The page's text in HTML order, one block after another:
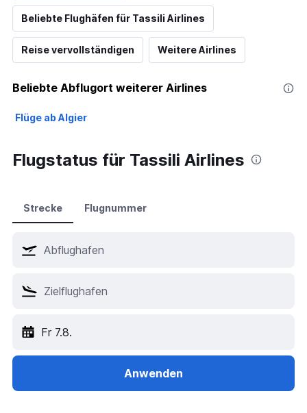
Beliebte Flughäfen für Tassili Airlines
Reise vervollständigen Weitere Airlines
Beliebte Abflugort weiterer Airlines
Flüge ab Algier
Flugstatus für Tassili Airlines
Strecke Flugnummer
Fr 7.8.
Anwenden